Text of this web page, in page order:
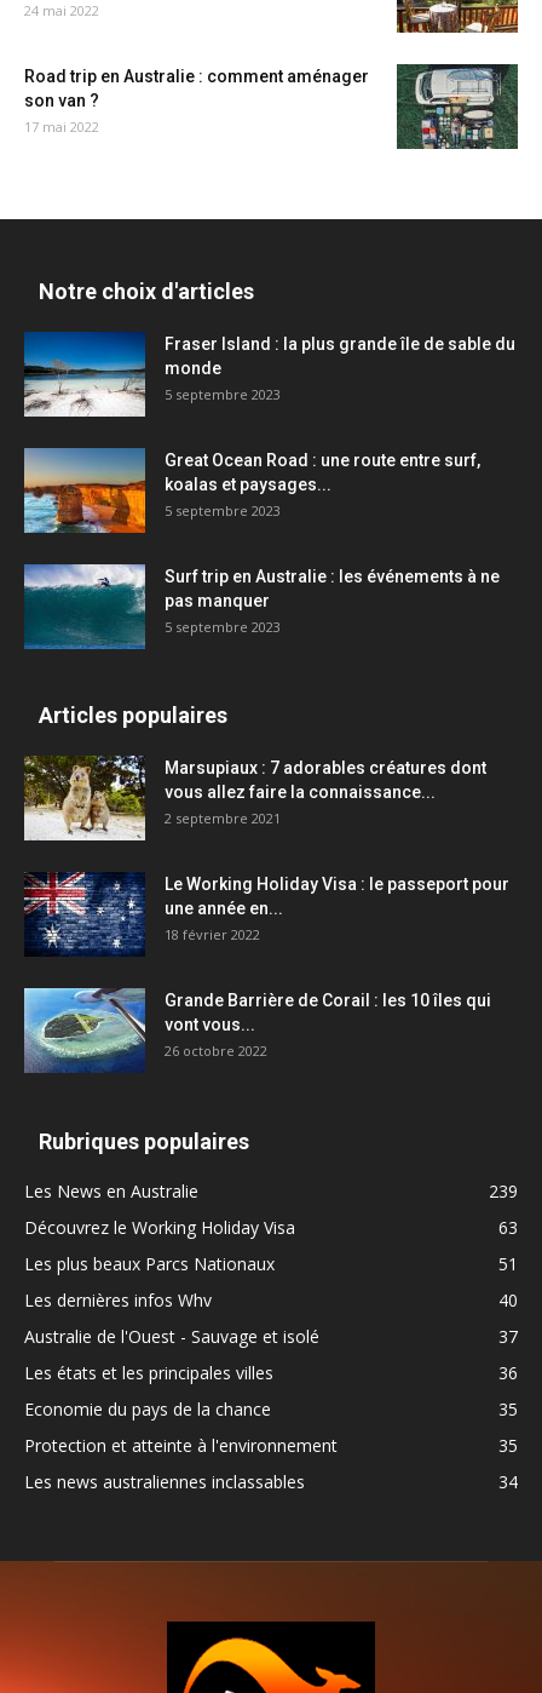
24 mai 2022
Road trip en Australie : comment aménager
son van ?
17 mai 2022
Notre choix d'articles
Fraser Island : la plus grande île de sable du
monde
5 septembre 2023
Great Ocean Road : une route entre surf,
koalas et paysages...
5 septembre 2023
Surf trip en Australie : les événements à ne
pas manquer
5 septembre 2023
Articles populaires
Marsupiaux : 7 adorables créatures dont
vous allez faire la connaissance...
2 septembre 2021
Le Working Holiday Visa : le passeport pour
une année en...
18 février 2022
Grande Barrière de Corail : les 10 îles qui
vont vous...
26 octobre 2022
Rubriques populaires
Les News en Australie
239
Découvrez le Working Holiday Visa
63
Les plus beaux Parcs Nationaux
51
Les dernières infos Whv
40
Australie de l'Ouest - Sauvage et isolé
37
Les états et les principales villes
36
Economie du pays de la chance
35
Protection et atteinte à l'environnement
35
Les news australiennes inclassables
34